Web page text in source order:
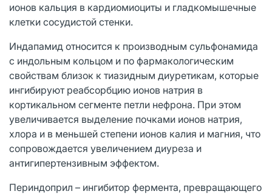
ионов кальция в кардиомиоциты и гладкомышечные
клетки сосудистой стенки.
Индапамид относится к производным сульфонамида
с индольным кольцом и по фармакологическим
свойствам близок к тиазидным диуретикам, которые
ингибируют реабсорбцию ионов натрия в
кортикальном сегменте петли нефрона. При этом
увеличивается выделение почками ионов натрия,
хлора и в меньшей степени ионов калия и магния, что
сопровождается увеличением диуреза и
антигипертензивным эффектом.
Периндоприл – ингибитор фермента, превращающего